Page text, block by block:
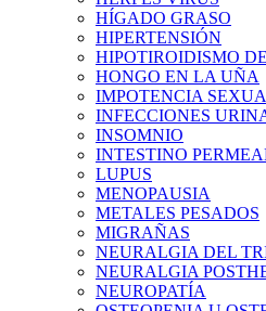
HÍGADO GRASO
HIPERTENSIÓN
HIPOTIROIDISMO
HONGO EN LA UÑA
IMPOTENCIA
INFECCIONES
INSOMNIO
INTESTINO
LUPUS
MENOPAUSIA
METALES PESADOS
MIGRAÑAS
NEURALGIA DEL
NEURALGIA
NEUROPATÍA